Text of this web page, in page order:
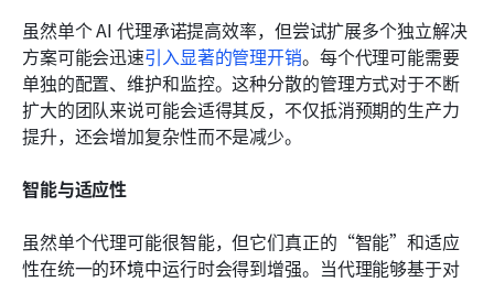
虽然单个 AI 代理承诺提高效率，但尝试扩展多个独立解决
方案可能会迅速引入显著的管理开销。每个代理可能需要
单独的配置、维护和监控。这种分散的管理方式对于不断
扩大的团队来说可能会适得其反，不仅抵消预期的生产力
提升，还会增加复杂性而不是减少。
智能与适应性
虽然单个代理可能很智能，但它们真正的“智能”和适应
性在统一的环境中运行时会得到增强。当代理能够基于对